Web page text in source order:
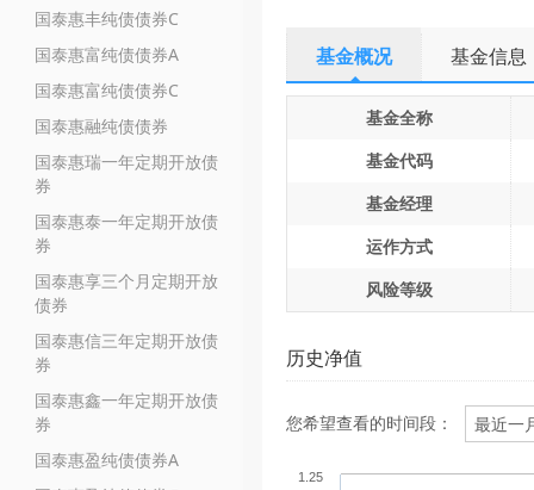
国泰惠丰纯债债券C
国泰惠富纯债债券A
国泰惠富纯债债券C
国泰惠融纯债债券
国泰惠瑞一年定期开放债
券
国泰惠泰一年定期开放债
券
国泰惠享三个月定期开放
债券
国泰惠信三年定期开放债
券
国泰惠鑫一年定期开放债
券
国泰惠盈纯债债券A
基金概况 基金信息
基金全称
基金代码
基金经理
运作方式
风险等级
历史净值
您希望查看的时间段：
1.25